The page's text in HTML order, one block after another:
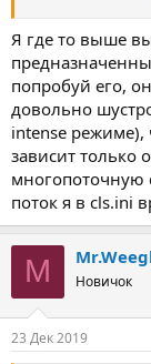
All OK
8минут на
- из за запуска
быстро) Плюс - в
рядом с
%TEMP%\ не
И прогресс при
Версия precomp
Вроде
Начал паковать
связи с
чего - не
изменить их
Я где то выше
попробуй его,
довольно
intense режиме),
зависит только
многопоточную
поток я в cls.ini
M Новичок
23 Дек 2019